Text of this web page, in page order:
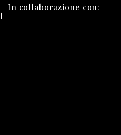
In collaborazione con: